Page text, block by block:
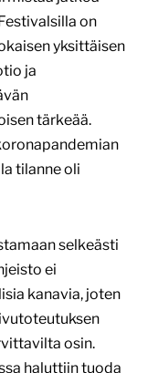
on
yksittäisen
ja
tärkeää.
tilanne oli
selkeästi
ei
kanavia, joten
osin.
haluttiin tuoda